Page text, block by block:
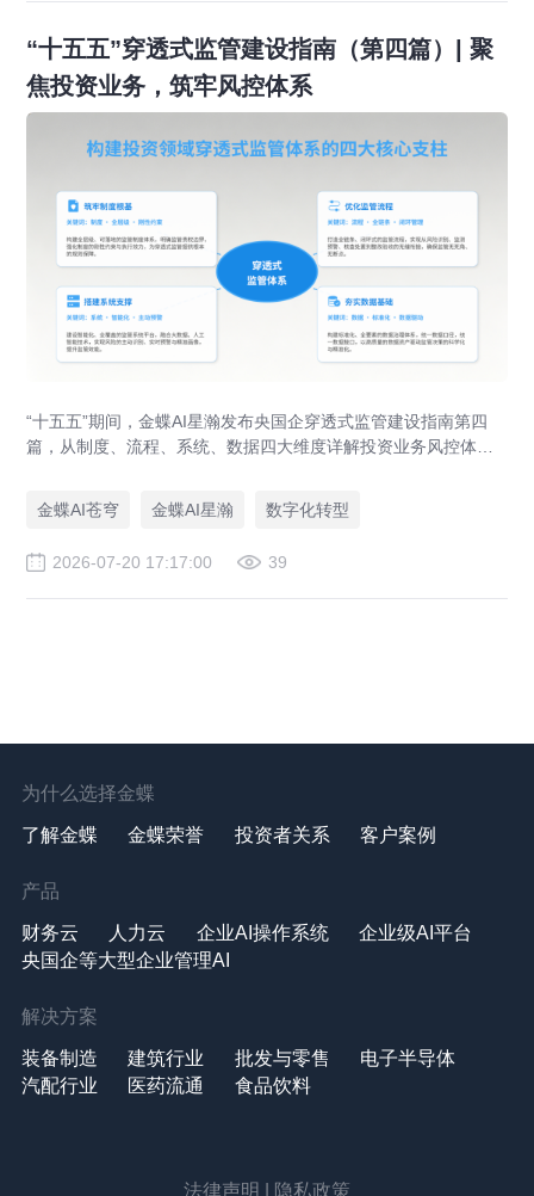
“十五五”穿透式监管建设指南（第四篇）| 聚
焦投资业务，筑牢风控体系
“十五五”期间，金蝶AI星瀚发布央国企穿透式监管建设指南第四
篇，从制度、流程、系统、数据四大维度详解投资业务风控体系
金蝶AI苍穹
金蝶AI星瀚 数字化转型
2026-07-20 17:17:00 39
为什么选择金蝶
了解金蝶 金蝶荣誉 投资者关系 客户案例
产品
财务云 人力云 企业AI操作系统
企业级AI平台
央国企等大型企业管理AI
解决方案
装备制造 建筑行业 批发与零售
电子半导体
汽配行业
医药流通 食品饮料
法律声明 隐私政策